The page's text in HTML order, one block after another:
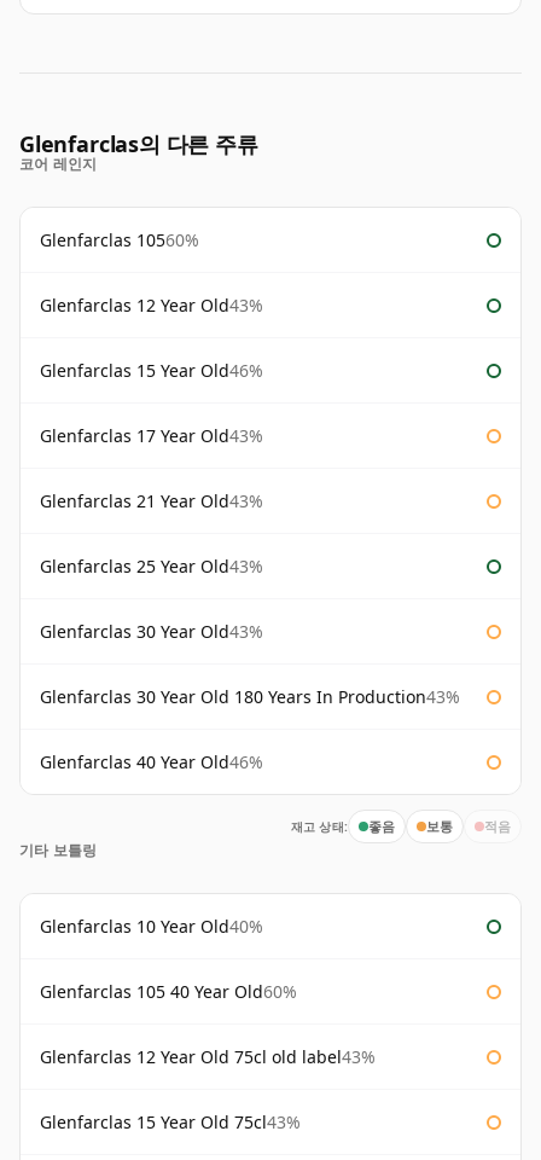
Glenfarclas의 다른 주류
코어 레인지
Glenfarclas 10560%
Glenfarclas 12 Year Old43%
Glenfarclas 15 Year Old46%
Glenfarclas 17 Year Old43%
Glenfarclas 21 Year Old43%
Glenfarclas 25 Year Old43%
Glenfarclas 30 Year Old43%
Glenfarclas 30 Year Old 180 Years In Production43%
Glenfarclas 40 Year Old46%
재고 상태: 좋음 보통 적음
기타 보틀링
Glenfarclas 10 Year Old40%
Glenfarclas 105 40 Year Old60%
Glenfarclas 12 Year Old 75cl old label43%
Glenfarclas 15 Year Old 75cl43%